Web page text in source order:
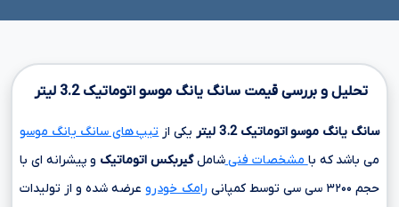
تحلیل و بررسی قیمت سانگ یانگ موسو اتوماتیک3.2 لیتر
سانگ یانگ موسو اتوماتیک3.2 لیتر یکی از تیپ های سانگ یانگ موسو
می باشد که با مشخصات فنیشاملگیربکس اتوماتیک و پیشرانه ای با
حجم ۳۲۰۰ سی سی توسط کمپانی رامک خودروعرضه شده و از تولیدات